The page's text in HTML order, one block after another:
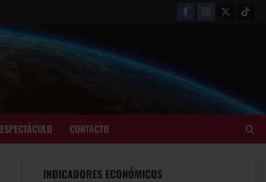
ESPECTÁCULO CONTACTO
INDICADORES ECONÓMICOS